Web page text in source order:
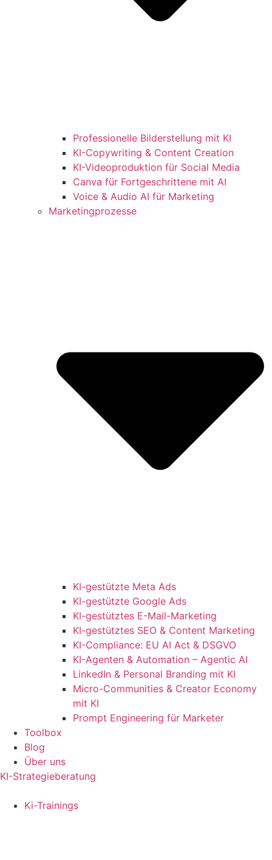
Professionelle Bilderstellung mit KI
KI-Copywriting & Content Creation
KI-Videoproduktion für Social Media
Canva für Fortgeschrittene mit AI
Voice & Audio AI für Marketing
Marketingprozesse
KI-gestützte Meta Ads
KI-gestützte Google Ads
KI-gestütztes E-Mail-Marketing
KI-gestütztes SEO & Content Marketing
KI-Compliance: EU AI Act & DSGVO
KI-Agenten & Automation – Agentic AI
LinkedIn & Personal Branding mit KI
Micro-Communities & Creator Economy
mit KI
Prompt Engineering für Marketer
Toolbox
Blog
Über uns
KI-Strategieberatung
Ki-Trainings